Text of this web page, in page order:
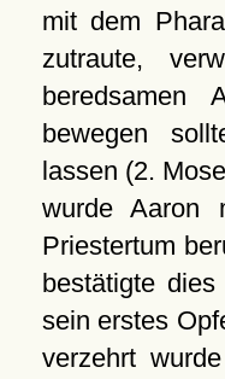
mit dem
zutraute,
beredsamen
bewegen
lassen (2.
wurde Aaron
Priestertum
bestätigte
sein erstes
verzehrt